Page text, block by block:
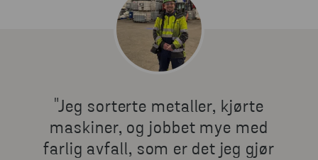
"Jeg sorterte metaller, kjørte
maskiner, og jobbet mye med
farlig avfall, som er det jeg gjør